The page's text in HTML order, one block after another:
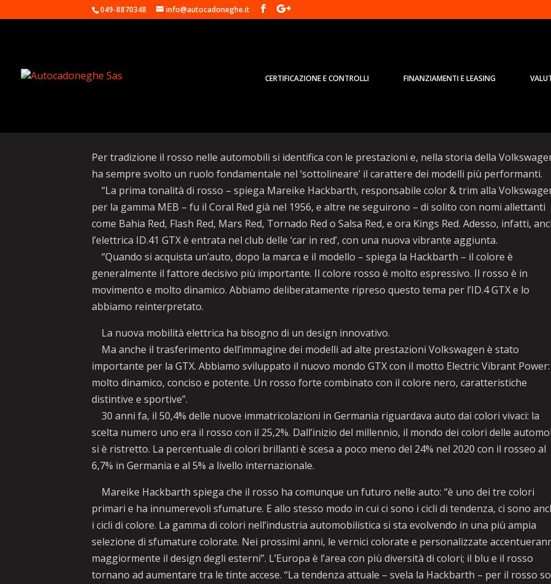
049-8870348 info@autocadoneghe.it
CERTIFICAZIONE E CONTROLLI FINANZIAMENTI E LEASING
Per tradizione il rosso nelle automobili si identifica con le prestazioni e, nella storia della
ha sempre svolto un ruolo fondamentale nel ‘sottolineare’ il carattere dei modelli più performanti.
“La prima tonalità di rosso – spiega Mareike Hackbarth, responsabile color & trim alla
per la gamma MEB – fu il Coral Red già nel 1956, e altre ne seguirono – di solito con nomi allettanti
come Bahia Red, Flash Red, Mars Red, Tornado Red o Salsa Red, e ora Kings Red. Adesso, infatti,
l’elettrica ID.41 GTX è entrata nel club delle ‘car in red’, con una nuova vibrante aggiunta.
“Quando si acquista un’auto, dopo la marca e il modello – spiega la Hackbarth – il colore è
generalmente il fattore decisivo più importante. Il colore rosso è molto espressivo. Il rosso è in
movimento e molto dinamico. Abbiamo deliberatamente ripreso questo tema per l’ID.4 GTX e lo
abbiamo reinterpretato.
La nuova mobilità elettrica ha bisogno di un design innovativo.
Ma anche il trasferimento dell’immagine dei modelli ad alte prestazioni Volkswagen è stato
importante per la GTX. Abbiamo sviluppato il nuovo mondo GTX con il motto Electric Vibrant Power:
molto dinamico, conciso e potente. Un rosso forte combinato con il colore nero, caratteristiche
distintive e sportive”.
30 anni fa, il 50,4% delle nuove immatricolazioni in Germania riguardava auto dai colori vivaci: la
scelta numero uno era il rosso con il 25,2%. Dall’inizio del millennio, il mondo dei colori delle
si è ristretto. La percentuale di colori brillanti è scesa a poco meno del 24% nel 2020 con il rosseo al
6,7% in Germania e al 5% a livello internazionale.
Mareike Hackbarth spiega che il rosso ha comunque un futuro nelle auto: “è uno dei tre colori
primari e ha innumerevoli sfumature. E allo stesso modo in cui ci sono i cicli di tendenza, ci sono
i cicli di colore. La gamma di colori nell’industria automobilistica si sta evolvendo in una più ampia
selezione di sfumature colorate. Nei prossimi anni, le vernici colorate e personalizzate
maggiormente il design degli esterni”. L’Europa è l’area con più diversità di colori; il blu e il rosso
tornano ad aumentare tra le tinte accese. “La tendenza attuale – svela la Hackbarth – per il rosso